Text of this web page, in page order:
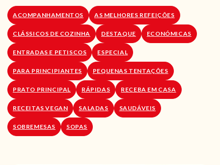
LOJA ONLINE
BLOG
ACOMPANHAMENTOS AS MELHORES REFEIÇÕES
CLÁSSICOS DE COZINHA DESTAQUE ECONÓMICAS
ENTRADAS E PETISCOS ESPECIAL
PARA PRINCIPIANTES PEQUENAS TENTAÇÕES
PRATO PRINCIPAL RÁPIDAS RECEBA EM CASA
RECEITAS VEGAN SALADAS SAUDÁVEIS
SOBREMESAS SOPAS